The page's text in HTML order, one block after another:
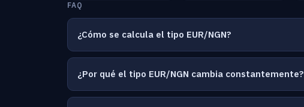
FAQ
¿Cómo se calcula el tipo EUR/NGN?
¿Por qué el tipo EUR/NGN cambia constantemente?